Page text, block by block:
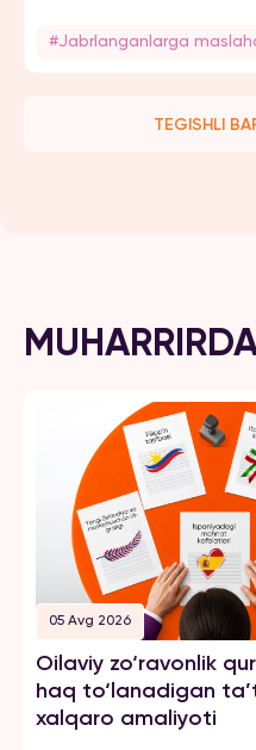
#Jabrlanganlarga
TEGISHLI
05 Avg 2026
Oilaviy zo‘ravonlik
haq to‘lanadigan
xalqaro amaliyoti